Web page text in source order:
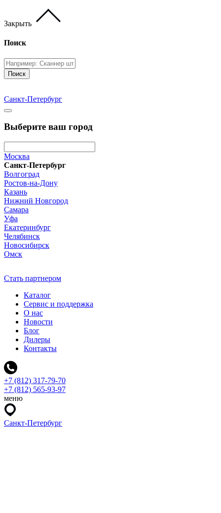
Закрыть
Поиск
Поиск
Санкт-Петербург
Выберите ваш город
Москва
Санкт-Петербург
Волгоград
Ростов-на-Дону
Казань
Нижний Новгород
Самара
Уфа
Екатеринбург
Челябинск
Новосибирск
Омск
Стать партнером
Каталог
Сервис и поддержка
О нас
Новости
Блог
Дилеры
Контакты
+7 (812) 317-79-70
+7 (812) 565-93-97
меню
Санкт-Петербург